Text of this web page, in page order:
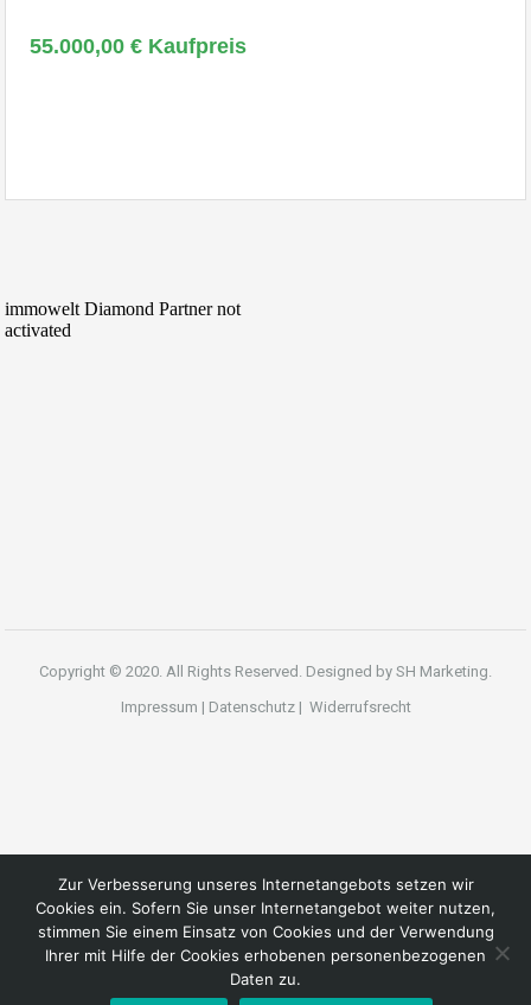
55.000,00 € Kaufpreis
Copyright © 2020. All Rights Reserved. Designed by SH Marketing.
Impressum | Datenschutz| Widerrufsrecht
Zur Verbesserung unseres Internetangebots setzen wir
Cookies ein. Sofern Sie unser Internetangebot weiter nutzen,
stimmen Sie einem Einsatz von Cookies und der Verwendung
Ihrer mit Hilfe der Cookies erhobenen personenbezogenen
Daten zu.